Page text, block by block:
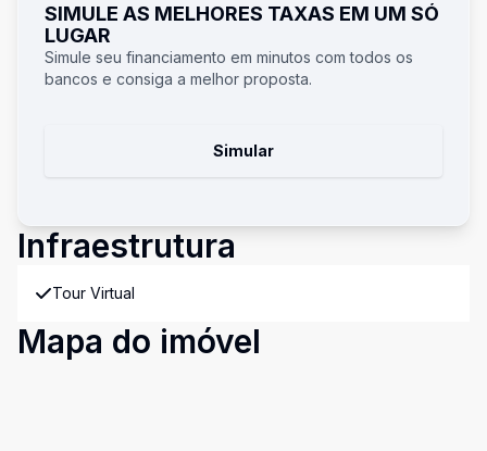
SIMULE AS MELHORES TAXAS EM UM SÓ
LUGAR
Simule seu financiamento em minutos com todos os
bancos e consiga a melhor proposta.
Simular
Infraestrutura
Tour Virtual
Mapa do imóvel